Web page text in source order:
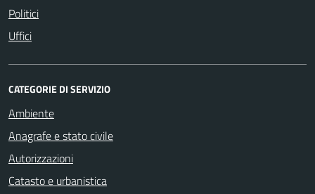
Politici
Uffici
CATEGORIE DI SERVIZIO
Ambiente
Anagrafe e stato civile
Autorizzazioni
Catasto e urbanistica